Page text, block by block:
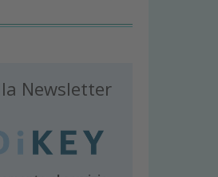
Newsletter